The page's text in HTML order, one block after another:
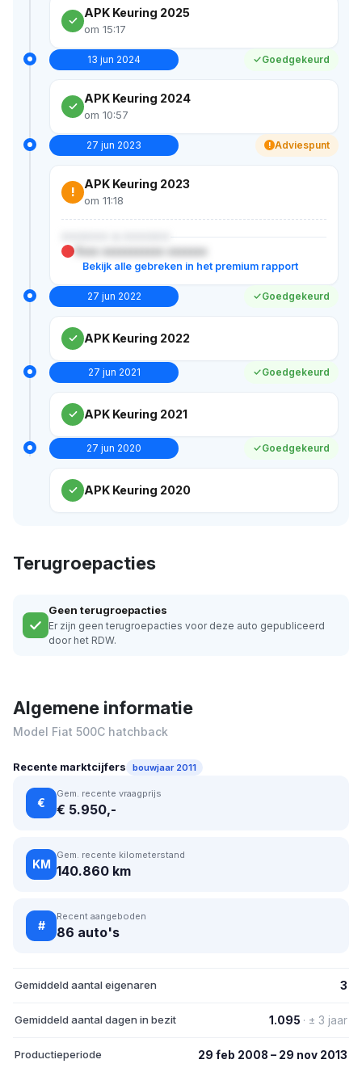
APK Keuring 2025
om 15:17
13 jun 2024 Goedgekeurd
APK Keuring 2024
om 10:57
27 jun 2023 ! Adviespunt
!
APK Keuring 2023
om 11:18
XXXXXX & XXXXXX
Xxxx xxxxxxxxxxx xxxxxxx
Bekijk alle gebreken in het premium rapport
27 jun 2022 Goedgekeurd
APK Keuring 2022
27 jun 2021 Goedgekeurd
APK Keuring 2021
27 jun 2020 Goedgekeurd
APK Keuring 2020
Terugroepacties
Geen terugroepacties
Er zijn geen terugroepacties voor deze auto gepubliceerd
door het RDW.
Algemene informatie
Model Fiat 500C hatchback
Recente marktcijfers bouwjaar 2011
€
Gem. recente vraagprijs
€ 5.950,-
KM
Gem. recente kilometerstand
140.860 km
#
Recent aangeboden
86 auto's
Gemiddeld aantal eigenaren 3
Gemiddeld aantal dagen in bezit 1.095 · ± 3 jaar
Productieperiode 29 feb 2008 – 29 nov 2013